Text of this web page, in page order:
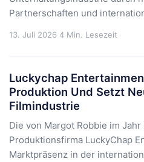
Partnerschaften und
13. Juli 2026 4 Min. Lesezeit
Luckychap
Produktion Und Setzt
Filmindustrie
Die von Margot Robbie im
Produktionsfirma LuckyChap
Marktpräsenz in der